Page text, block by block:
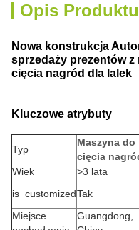
Opis Produktu
Nowa konstrukcja
sprzedaży prezentów
cięcia nagród dla lalek
Kluczowe atrybuty
Typ
Maszyna do
cięcia
Wiek
>3 lata
is_customizedTak
Miejsce
Guangdong,